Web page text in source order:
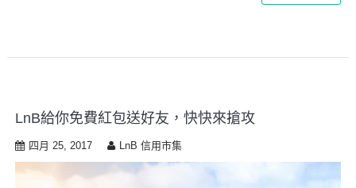
LnB給你免費紅包送好友，快快來搶攻
四月 25, 2017 LnB 信用市集